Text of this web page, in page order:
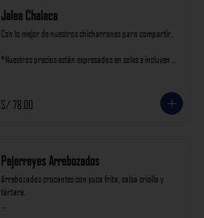
Jalea Chalaca
Con lo mejor de nuestros chicharrones para compartir.
*Nuestros precios están expresados en soles e incluyen
S/ 78.00
Pejerreyes Arrebozados
Arrebozados crocantes con yuca frita, salsa criolla y
tártara.